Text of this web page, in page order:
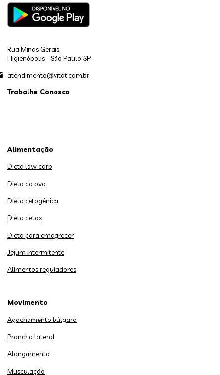
Rua Minas Gerais,
Higienópolis - São Paulo, SP
atendimento@vitat.com.br
Trabalhe Conosco
Alimentação
Dieta low carb
Dieta do ovo
Dieta cetogênica
Dieta detox
Dieta para emagrecer
Jejum intermitente
Alimentos reguladores
Movimento
Agachamento búlgaro
Prancha lateral
Alongamento
Musculação